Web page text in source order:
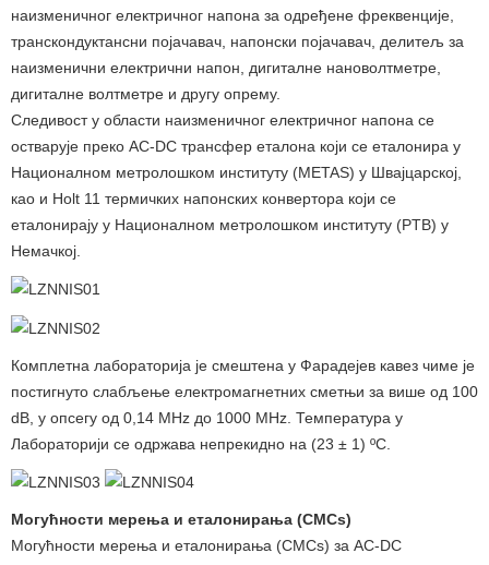
наизменичног електричног напона за одређене фреквенције,
транскондуктансни појачавач, напонски појачавач, делитељ за
наизменични електрични напон, дигиталне нановолтметре,
дигиталне волтметре и другу опрему.
Следивост у области наизменичног електричног напона се
остварује преко АC-DC трансфер еталона који се еталонира у
Националном метролошком институту (METAS) у Швајцарској,
као и Holt 11 термичких напонских конвертора који се
еталонирају у Националном метролошком институту (PTB) у
Немачкој.
Комплетна лабораторија је смештена у Фарадејев кавез чиме је
постигнуто слабљење електромагнетних сметњи за више од 100
dB, у опсегу од 0,14 MHz до 1000 MHz. Температура у
Лабораторији се одржава непрекидно на (23 ± 1) ºC.
Могућности мерења и еталонирања (СМСs)
Могућности мерења и еталонирања (СМСs) за AC-DC